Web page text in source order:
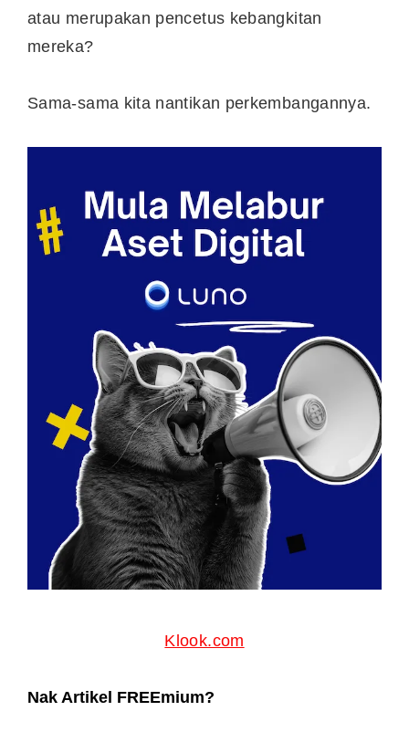
atau merupakan pencetus kebangkitan
mereka?
Sama-sama kita nantikan perkembangannya.
Klook.com
Nak Artikel FREEmium?